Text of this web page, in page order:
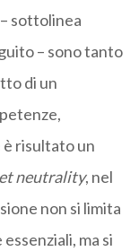
sottolinea
– sono tanto
di un
è risultato un
neutrality, nel
non si limita
ma si